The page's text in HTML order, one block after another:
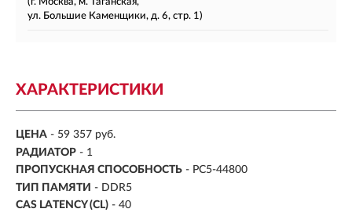
ул. Большие Каменщики, д. 6, стр. 1)
ХАРАКТЕРИСТИКИ
ЦЕНА - 59 357 руб.
РАДИАТОР - 1
ПРОПУСКНАЯ СПОСОБНОСТЬ - PC5-44800
ТИП ПАМЯТИ - DDR5
CAS LATENCY (CL) - 40